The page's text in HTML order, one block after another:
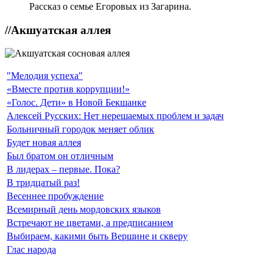
Рассказ о семье Егоровых из Загарина.
//Акшуатская аллея
"Мелодия успеха"
«Вместе против коррупции!»
«Голос. Дети» в Новой Бекшанке
Алексей Русских: Нет нерешаемых проблем и задач
Больничный городок меняет облик
Будет новая аллея
Был братом он отличным
В лидерах – первые. Пока?
В тридцатый раз!
Весеннее пробуждение
Всемирный день мордовских языков
Встречают не цветами, а предписанием
Выбираем, какими быть Вершине и скверу
Глас народа